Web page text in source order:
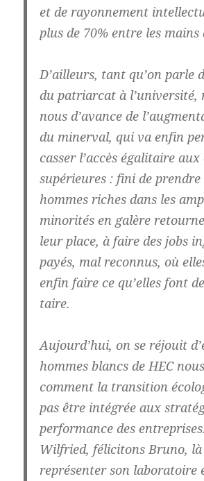
et de rayonnement
plus de 70% entre les mains
D’ailleurs, tant qu’on parle
du patriarcat à l’université,
nous d’avance de
du minerval, qui va enfin
casser l’accès égalitaire aux
supérieures : fini de prendre
hommes riches dans les
minorités en galère
leur place, à faire des jobs
payés, mal reconnus, où
enfin faire ce qu’elles font
taire.
Aujourd’hui, on se réjouit
hommes blancs de HEC
comment la transition
pas être intégrée aux
performance des
Wilfried, félicitons Bruno,
représenter son laboratoire